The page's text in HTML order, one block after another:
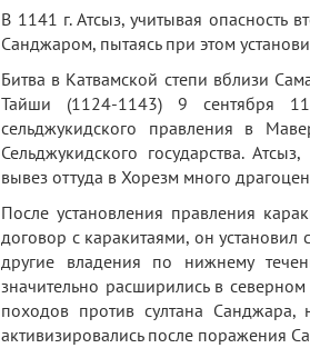
В 1141 г. Атсыз, учитывая опасность
Санджаром, пытаясь при этом
Битва в Катвамской степи вблизи
Тайши (1124-1143) 9 сентября
сельджукидского правления в
Сельджукидского государства.
вывез оттуда в Хорезм много
После установления правления
договор с каракитаями, он установил
другие владения по нижнему
значительно расширились в
походов против султана
активизировались после поражения